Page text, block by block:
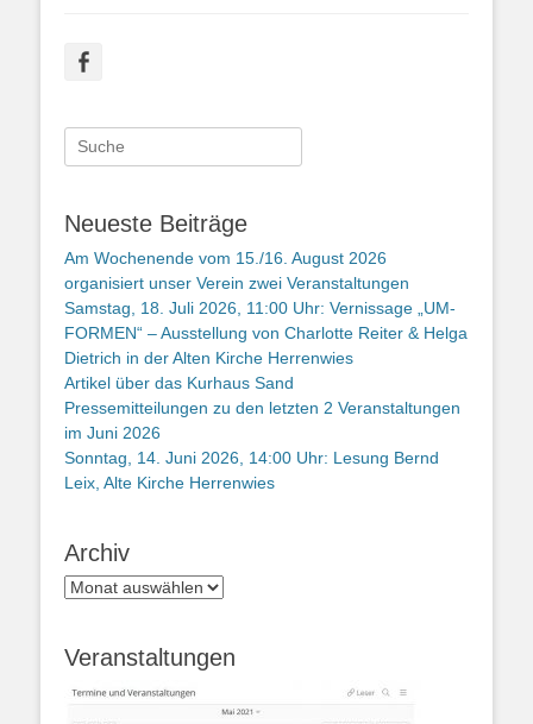
Suche
nach:
Neueste Beiträge
Am Wochenende vom 15./16. August 2026
organisiert unser Verein zwei Veranstaltungen
Samstag, 18. Juli 2026, 11:00 Uhr: Vernissage „UM-
FORMEN“ – Ausstellung von Charlotte Reiter & Helga
Dietrich in der Alten Kirche Herrenwies
Artikel über das Kurhaus Sand
Pressemitteilungen zu den letzten 2 Veranstaltungen
im Juni 2026
Sonntag, 14. Juni 2026, 14:00 Uhr: Lesung Bernd
Leix, Alte Kirche Herrenwies
Archiv
Archiv
Veranstaltungen